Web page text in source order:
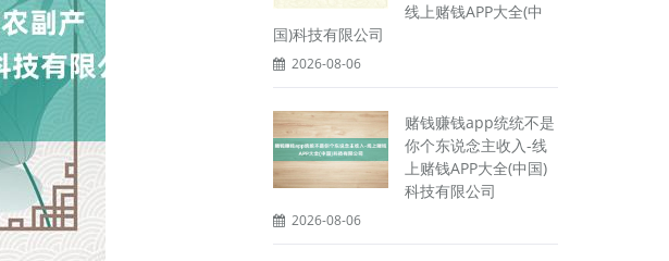
线上赌钱APP大全(中
国)科技有限公司
2026-08-06
赌钱赚钱app统统不是
你个东说念主收入-线
上赌钱APP大全(中国)
科技有限公司
2026-08-06